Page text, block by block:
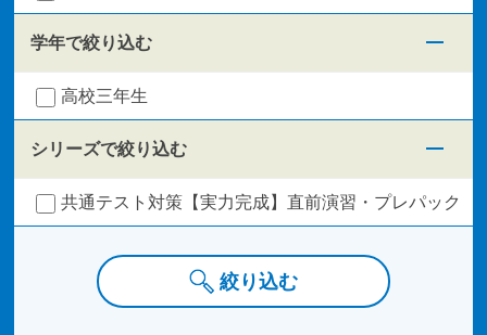
学年で絞り込む
高校三年生
シリーズで絞り込む
共通テスト対策【実力完成】直前演習・プレパック
絞り込む